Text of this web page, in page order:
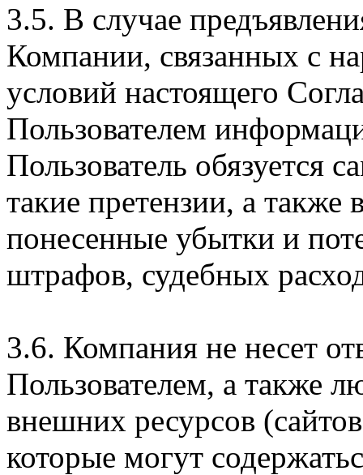
3.5. В случае
Компании, связанных с
условий настоящего
Пользователем
Пользователь обязуется
такие претензии, а также
понесенные убытки и
штрафов, судебных
3.6. Компания не несет
Пользователем, а также
внешних ресурсов
которые могут